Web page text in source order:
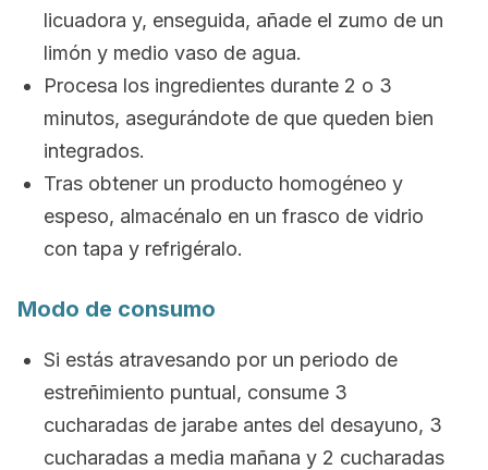
licuadora y, enseguida, añade el zumo de un
limón y medio vaso de agua.
Procesa los ingredientes durante 2 o 3
minutos, asegurándote de que queden bien
integrados.
Tras obtener un producto homogéneo y
espeso, almacénalo en un frasco de vidrio
con tapa y refrigéralo.
Modo de consumo
Si estás atravesando por un periodo de
estreñimiento puntual, consume 3
cucharadas de jarabe antes del desayuno, 3
cucharadas a media mañana y 2 cucharadas